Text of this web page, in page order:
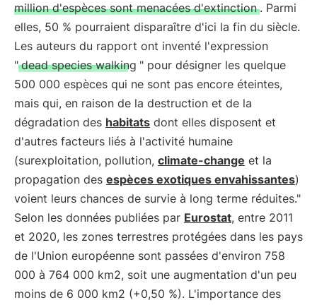
million d'espèces sont menacées d'extinction . Parmi
elles, 50 % pourraient disparaître d'ici la fin du siècle.
Les auteurs du rapport ont inventé l'expression
" dead species walking " pour désigner les quelque
500 000 espèces qui ne sont pas encore éteintes,
mais qui, en raison de la destruction et de la
dégradation des habitats dont elles disposent et
d'autres facteurs liés à l'activité humaine
(surexploitation, pollution, climate-change et la
propagation des espèces exotiques envahissantes)
voient leurs chances de survie à long terme réduites."
Selon les données publiées par Eurostat, entre 2011
et 2020, les zones terrestres protégées dans les pays
de l'Union européenne sont passées d'environ 758
000 à 764 000 km2, soit une augmentation d'un peu
moins de 6 000 km2 (+0,50 %). L'importance des